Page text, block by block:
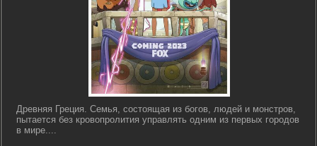
Древняя Греция. Семья, состоящая из богов, людей и монстров,
пытается без кровопролития управлять одним из первых городов
в мире....